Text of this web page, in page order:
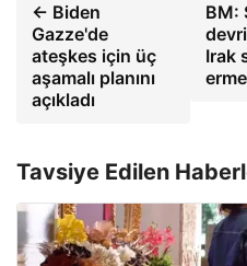
← Biden
Gazze'de
ateşkes için üç
aşamalı planını
açıkladı
BM:
Irak
Tavsiye Edilen